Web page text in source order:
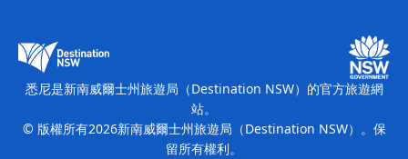
新南威爾士州旅遊局（Destination NSW）媒體中心
繽紛悉尼燈光音樂節
悉尼是新南威爾士州旅遊局（Destination NSW）的官方旅遊網
站。
© 版權所有2026新南威爾士州旅遊局（Destination NSW）。保
留所有權利。